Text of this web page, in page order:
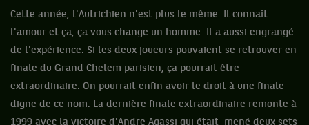
Cette année, l'Autrichien n'est plus le même. Il connaît
l'amour et ça, ça vous change un homme. Il a aussi engrangé
de l'expérience. Si les deux joueurs pouvaient se retrouver en
finale du Grand Chelem parisien, ça pourrait être
extraordinaire. On pourrait enfin avoir le droit à une finale
digne de ce nom. La dernière finale extraordinaire remonte à
1999 avec la victoire d'Andre Agassi qui était mené deux sets